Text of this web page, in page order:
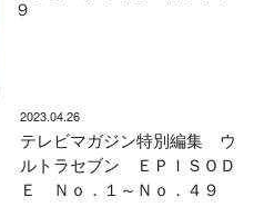
2023.04.26
テレビマガジン特別編集 ウ
ルトラセブン ＥＰＩＳＯＤ
Ｅ Ｎｏ．１～Ｎｏ．４９